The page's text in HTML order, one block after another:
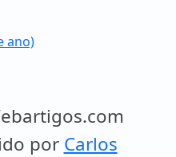
ano)
por Carlos